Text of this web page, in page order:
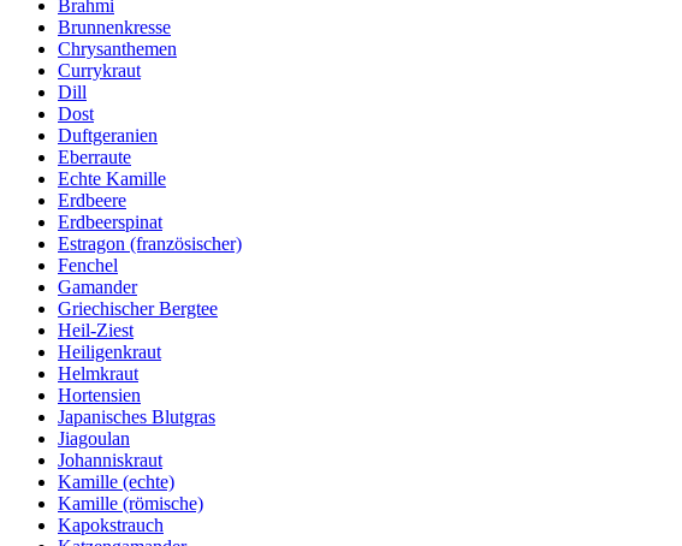
Brahmi
Brunnenkresse
Chrysanthemen
Currykraut
Dill
Dost
Duftgeranien
Eberraute
Echte Kamille
Erdbeere
Erdbeerspinat
Estragon (französischer)
Fenchel
Gamander
Griechischer Bergtee
Heil-Ziest
Heiligenkraut
Helmkraut
Hortensien
Japanisches Blutgras
Jiagoulan
Johanniskraut
Kamille (echte)
Kamille (römische)
Kapokstrauch